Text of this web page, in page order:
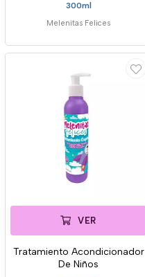
300ml
Melenitas Felices
VER
Tratamiento Acondicionador
De Niños